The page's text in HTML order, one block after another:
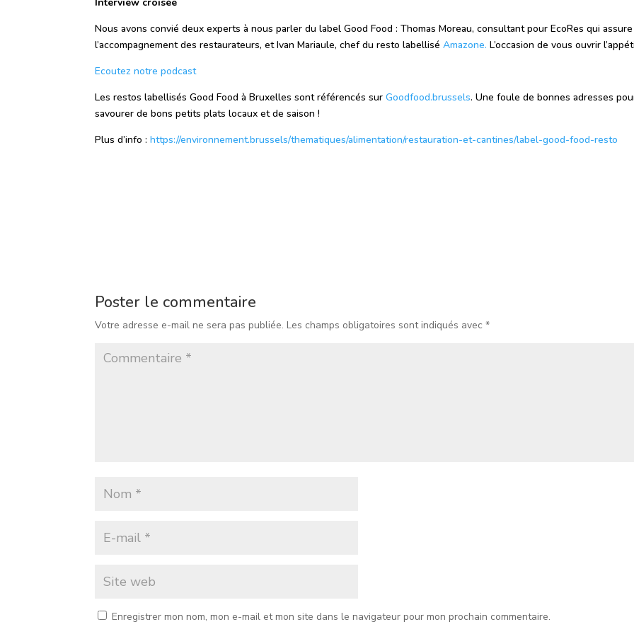
Nous avons convié deux experts à nous parler du label Good Food : Thomas Moreau, consultant pour EcoRes qui assure
l’accompagnement des restaurateurs, et Ivan Mariaule, chef du resto labelliséAmazone. L’occasion de vous ouvrir
Ecoutez notre podcast
Les restos labellisés Good Food à Bruxelles sont référencés surGoodfood.brussels. Une foule de bonnes adresses
savourer de bons petits plats locaux et de saison !
Plus d’info :https://environnement.brussels/thematiques/alimentation/restauration-et-cantines/label-good-food-resto
Poster le commentaire
Votre adresse e-mail ne sera pas publiée. Les champs obligatoires sont indiqués avec*
Enregistrer mon nom, mon e-mail et mon site dans le navigateur pour mon prochain commentaire.